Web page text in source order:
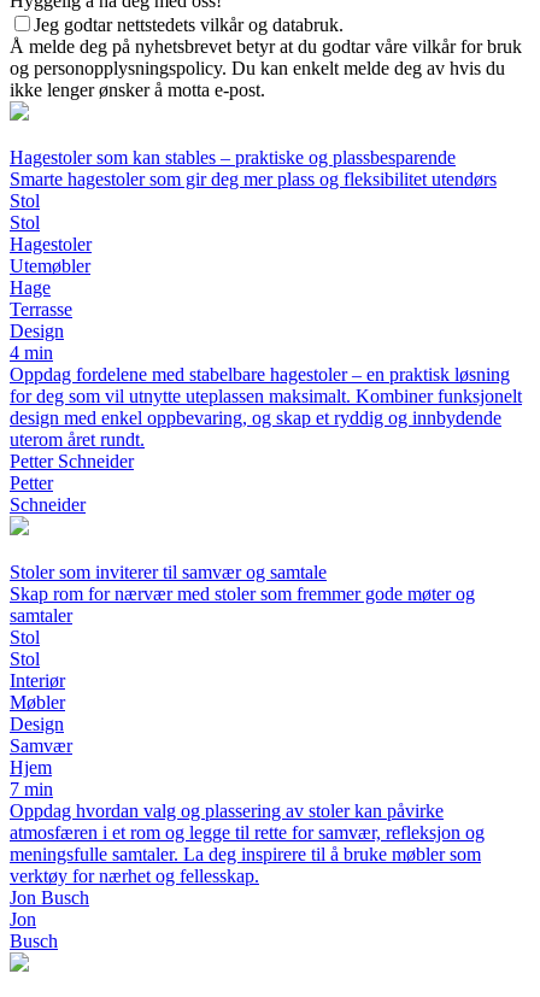
Jeg godtar nettstedets vilkår og databruk.
Å melde deg på nyhetsbrevet betyr at du godtar våre vilkår for bruk
og personopplysningspolicy. Du kan enkelt melde deg av hvis du
ikke lenger ønsker å motta e-post.
Hagestoler som kan stables – praktiske og plassbesparende
Smarte hagestoler som gir deg mer plass og fleksibilitet utendørs
Stol
Stol
Hagestoler
Utemøbler
Hage
Terrasse
Design
4 min
Oppdag fordelene med stabelbare hagestoler – en praktisk løsning
for deg som vil utnytte uteplassen maksimalt. Kombiner funksjonelt
design med enkel oppbevaring, og skap et ryddig og innbydende
uterom året rundt.
Petter Schneider
Petter
Schneider
Stoler som inviterer til samvær og samtale
Skap rom for nærvær med stoler som fremmer gode møter og
samtaler
Stol
Stol
Interiør
Møbler
Design
Samvær
Hjem
7 min
Oppdag hvordan valg og plassering av stoler kan påvirke
atmosfæren i et rom og legge til rette for samvær, refleksjon og
meningsfulle samtaler. La deg inspirere til å bruke møbler som
verktøy for nærhet og fellesskap.
Jon Busch
Jon
Busch